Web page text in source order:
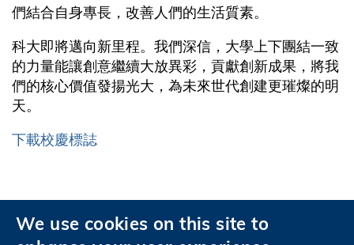
們結合自身專長，改善人們的生活質素。
科大即將邁向新里程。我們深信，大學上下團結一致
的力量能讓創意繼續大放異彩，貢獻創新成果，將我
們的核心價值發揚光大，為未來世代創建更璀燦的明
天。
下載校慶標誌
私隱政策 無障礙瀏覽
We use cookies on this site to